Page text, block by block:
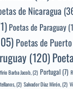
de Nicaragua
Poetas de Paraguay
Poetas de
(120)
Barba Jacob,(2) Portugal (7)
(2) Salvador Díaz Mirón,(2)